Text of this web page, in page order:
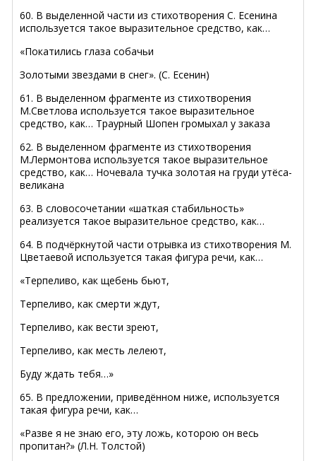
60. В выделенной части из стихотворения С. Есенина
используется такое выразительное средство, как…
«Покатились глаза собачьи
Золотыми звездами в снег». (С. Есенин)
61. В выделенном фрагменте из стихотворения
М.Светлова используется такое выразительное
средство, как… Траурный Шопен громыхал у заказа
62. В выделенном фрагменте из стихотворения
М.Лермонтова используется такое выразительное
средство, как… Ночевала тучка золотая на груди утёса-
великана
63. В словосочетании «шаткая стабильность»
реализуется такое выразительное средство, как…
64. В подчёркнутой части отрывка из стихотворения М.
Цветаевой используется такая фигура речи, как…
«Терпеливо, как щебень бьют,
Терпеливо, как смерти ждут,
Терпеливо, как вести зреют,
Терпеливо, как месть лелеют,
Буду ждать тебя…»
65. В предложении, приведённом ниже, используется
такая фигура речи, как…
«Разве я не знаю его, эту ложь, которою он весь
пропитан?» (Л.Н. Толстой)